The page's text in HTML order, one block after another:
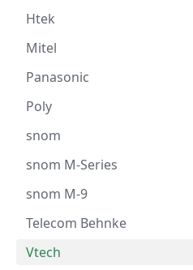
Htek
Mitel
Panasonic
Poly
snom
snom M-Series
snom M-9
Telecom Behnke
Vtech